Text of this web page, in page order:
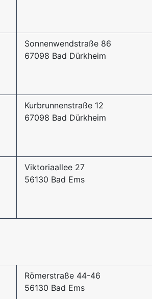
Sonnenwendstraße 86
67098 Bad Dürkheim
Kurbrunnenstraße 12
67098 Bad Dürkheim
Viktoriaallee 27
56130 Bad Ems
Römerstraße 44-46
56130 Bad Ems